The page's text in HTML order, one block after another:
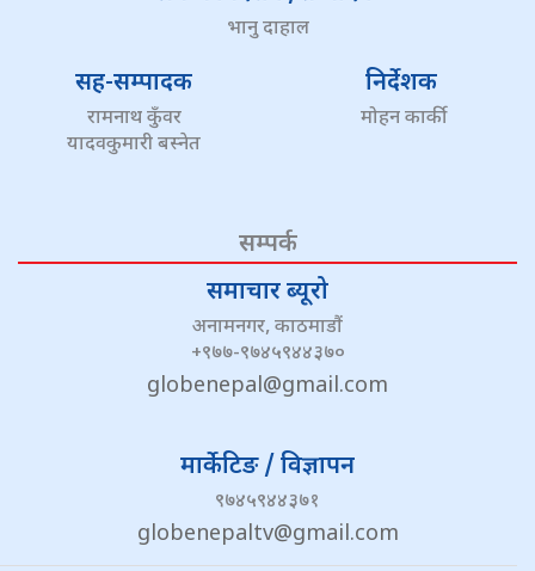
भानु दाहाल
सह-सम्पादक
रामनाथ कुँवर
यादवकुमारी बस्नेत
निर्देशक
मोहन कार्की
सम्पर्क
समाचार ब्यूरो
अनामनगर, काठमाडौं
+९७७-९७४५९४४३७०
globenepal@gmail.com
मार्केटिङ / विज्ञापन
९७४५९४४३७१
globenepaltv@gmail.com